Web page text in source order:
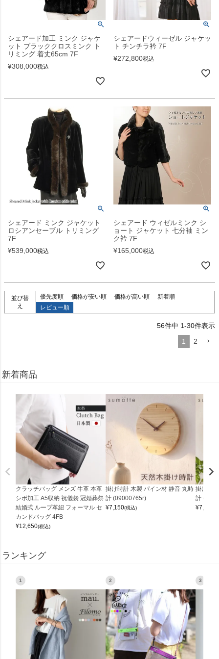
シェアード加工 ミンク ジャケ
ット ブラッククロスミンク ト
リミング 着丈65cm 7F
¥308,000税込
シェアードウィーゼル ジャケッ
ト チンチラ衿 7F
¥272,800税込
シェアード ミンク ジャケット
ロシアンセーブル トリミング
7F
¥539,000税込
シェアード ウィゼルミンク シ
ョート ジャケット 七分袖 ミン
ク衿 7F
¥165,000税込
並び替
え
優先度順 価格が安い順 価格が高い順
新着順
レビュー順
56件中 1-30件表示
1
2
新着商品
クラッチバッグ メンズ 牛革 本革
シボ加工 A5収納 祝儀袋 冠婚葬祭
結婚式 ループ革紐 フォーマル セ
カンドバッグ 4FB
¥12,650(税込)
掛け時計 木製 パイン材 静音 丸時
計 (09000765r)
¥7,150(税込)
掛け時
計
¥7,150
ランキング
1 2 3